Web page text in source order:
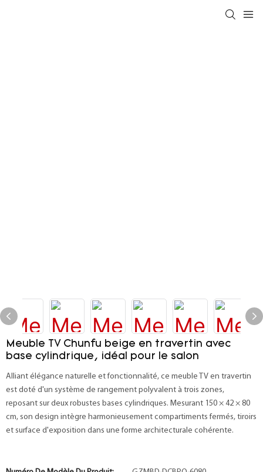
Meuble TV Chunfu beige en travertin avec
base cylindrique, idéal pour le salon
Alliant élégance naturelle et fonctionnalité, ce meuble TV en travertin
est doté d'un système de rangement polyvalent à trois zones,
reposant sur deux robustes bases cylindriques. Mesurant 150 × 42 × 80
cm, son design intègre harmonieusement compartiments fermés, tiroirs
et surface d'exposition dans une forme architecturale cohérente.